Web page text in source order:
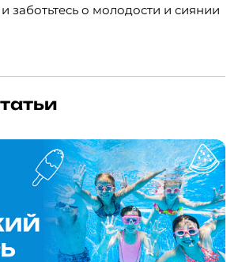
заботьтесь о молодости и сиянии